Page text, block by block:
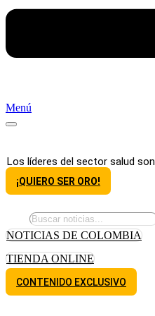
Menú
Los líderes del sector salud son
¡QUIERO SER ORO!
NOTICIAS DE COLOMBIA
TIENDA ONLINE
CONTENIDO EXCLUSIVO